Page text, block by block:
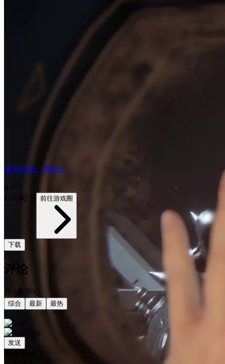
虐杀原形（预约）
1183帖子
前往游戏圈
下载
评论
共0条评论
综合 最新 最热
发送